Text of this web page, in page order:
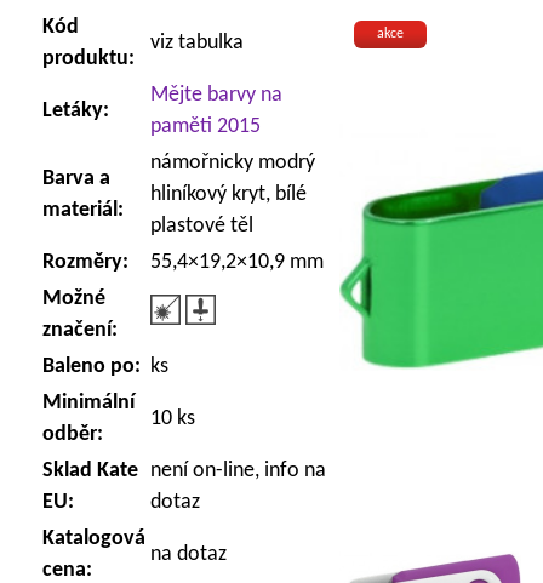
akce
Kód
produktu:
viz tabulka
Letáky:
Mějte barvy na
paměti 2015
Barva a
materiál:
námořnicky modrý
hliníkový kryt, bílé
plastové těl
Rozměry:
55,4×19,2×10,9 mm
Možné
značení:
Baleno po: ks
Minimální
odběr:
10 ks
Sklad Kate
EU:
není on-line, info na
dotaz
Katalogová
cena:
na dotaz